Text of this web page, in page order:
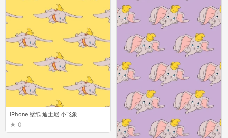
iPhone 壁纸 迪士尼 小飞象
0